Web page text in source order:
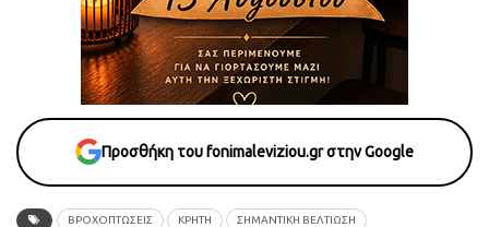
Προσθήκη του fonimaleviziou.gr στην Google
ΒΡΟΧΟΠΤΩΣΕΙΣ ΚΡΗΤΗ ΣΗΜΑΝΤΙΚΗ ΒΕΛΤΙΩΣΗ